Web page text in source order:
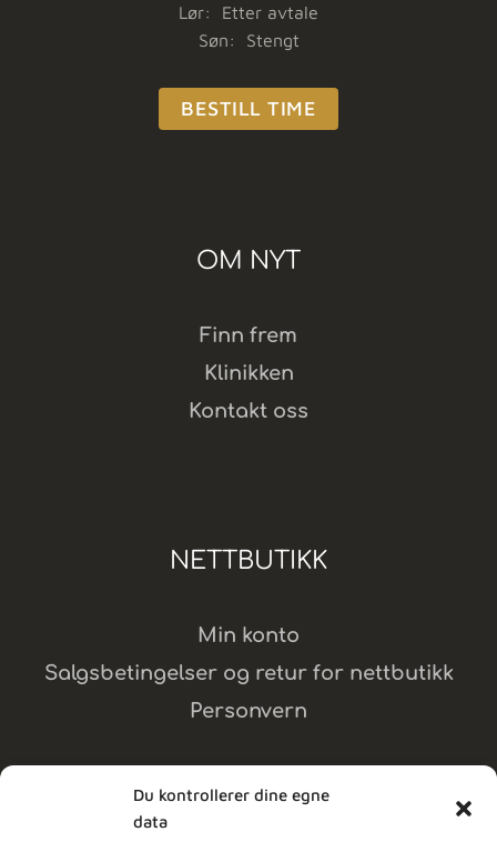
Du kontrollerer dine egne
data
Lør: Etter avtale
Søn: Stengt
BESTILL TIME
OM NYT
Finn frem
Klinikken
Kontakt oss
NETTBUTIKK
Min konto
Salgsbetingelser og retur for nettbutikk
Personvern